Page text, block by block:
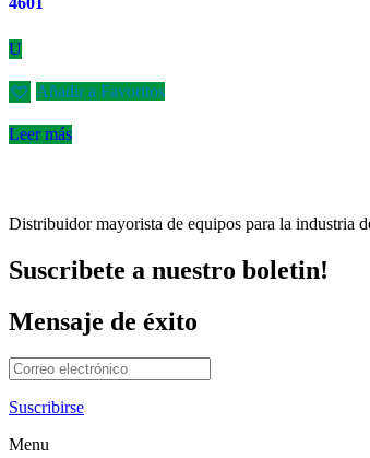
U
Añadir a Favoritos
Leer más
Distribuidor mayorista de equipos para la industria
Suscribete a nuestro boletin!
Mensaje de éxito
Suscribirse
Menu